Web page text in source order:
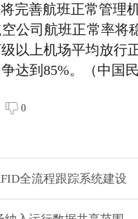
完善航班正常管理
公司航班正常率将
以上机场平均放行
达到85%。（中国民
0
全流程跟踪系统建设